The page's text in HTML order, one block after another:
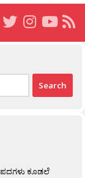
ಪದಗಳು ಕೂಡಲೆ